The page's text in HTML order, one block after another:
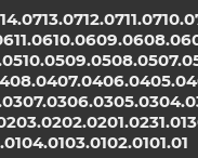
14.0713.0712.0711.07
11.0610.0609.0608.06
10.0509.0508.05
08.0407.0406.0405.04
07.0306.0305.03
03.0202.0201.0231.01
04.0103.0102.0101.01